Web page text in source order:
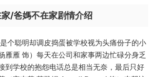
/爸媽不在家剧情介绍
个聪明却调皮捣蛋被学校视为头痛份子的小
雁雁 饰）每天在公司和家事两边忙碌分身乏
到学校的抱怨电话总是相当无奈，最后只好